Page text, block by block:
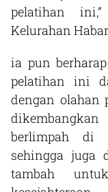
pelatihan
Kelurahan
ia pun
pelatihan ini
dengan
berlimpah di
sehingga juga
tambah